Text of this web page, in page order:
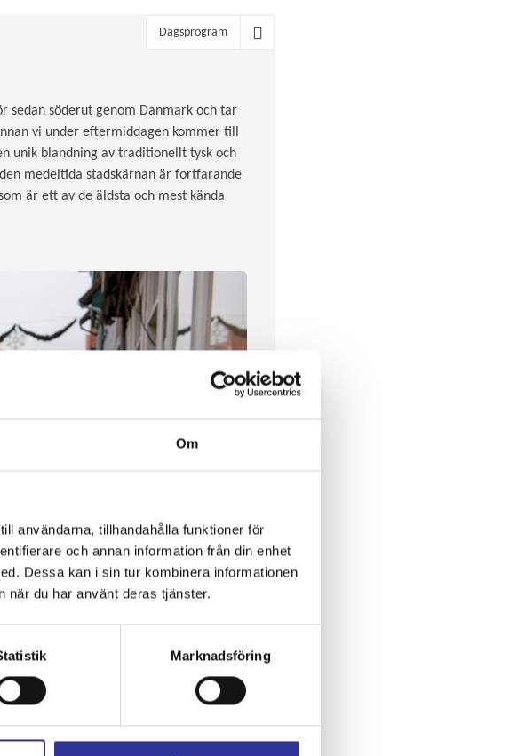
Om
användarna, tillhandahålla funktioner för
och annan information från din enhet
Dessa kan i sin tur kombinera informationen
när du har använt deras tjänster.
Marknadsföring
Dagsprogram
sedan söderut genom Danmark och tar
vi under eftermiddagen kommer till
unik blandning av traditionellt tysk och
medeltida stadskärnan är fortfarande
är ett av de äldsta och mest kända